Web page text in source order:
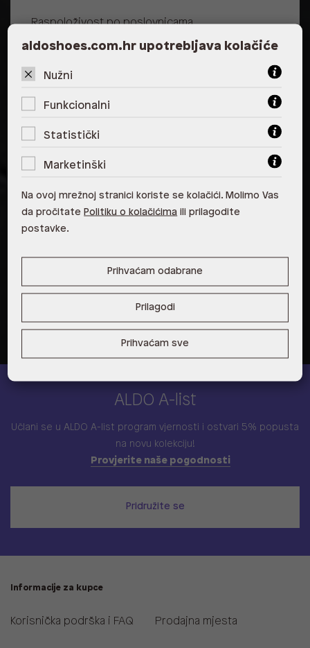
Raspoloživost po poslovnicama
Poslovnica Dostupno Na upit
ALDO, City Center One East 10000
Zagreb
ALDO, City Center One West
10000 Zagreb
ALDO, City Center One Split 21000
Split
ALDO A-list
Učlani se u ALDO A-list program vjernosti i ostvari 5% popusta
na novu kolekciju!
Provjerite naše pogodnosti
Pridružite se
Informacije za kupce
Korisnička podrška i FAQ Prodajna mjesta
aldoshoes.com.hr upotrebljava kolačiće
Nužni
Funkcionalni
Statistički
Marketinški
Na ovoj mrežnoj stranici koriste se kolačići. Molimo Vas
da pročitate Politiku o kolačićima ili prilagodite
postavke.
Prihvaćam odabrane
Prilagodi
Prihvaćam sve